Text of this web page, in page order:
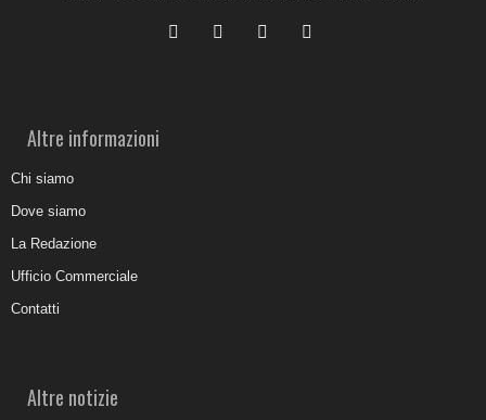
Altre informazioni
Chi siamo
Dove siamo
La Redazione
Ufficio Commerciale
Contatti
Altre notizie